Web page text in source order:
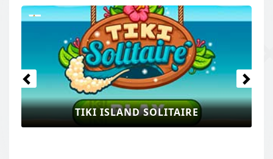
TIKI ISLAND SOLITAIRE
Tidigare Nästa